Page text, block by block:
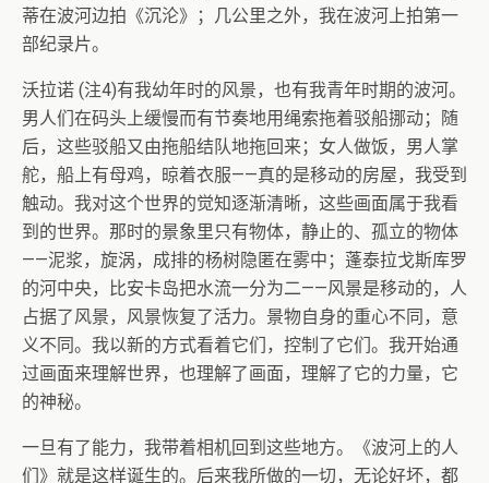
蒂在波河边拍《沉沦》；几公里之外，我在波河上拍第一
部纪录片。
沃拉诺 (注4)有我幼年时的风景，也有我青年时期的波河。
男人们在码头上缓慢而有节奏地用绳索拖着驳船挪动；随
后，这些驳船又由拖船结队地拖回来；女人做饭，男人掌
舵，船上有母鸡，晾着衣服——真的是移动的房屋，我受到
触动。我对这个世界的觉知逐渐清晰，这些画面属于我看
到的世界。那时的景象里只有物体，静止的、孤立的物体
——泥浆，旋涡，成排的杨树隐匿在雾中；蓬泰拉戈斯库罗
的河中央，比安卡岛把水流一分为二——风景是移动的，人
占据了风景，风景恢复了活力。景物自身的重心不同，意
义不同。我以新的方式看着它们，控制了它们。我开始通
过画面来理解世界，也理解了画面，理解了它的力量，它
的神秘。
一旦有了能力，我带着相机回到这些地方。《波河上的人
们》就是这样诞生的。后来我所做的一切，无论好坏，都